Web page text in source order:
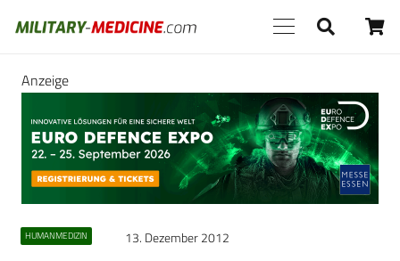
Anzeige
HUMANMEDIZIN 13. Dezember 2012